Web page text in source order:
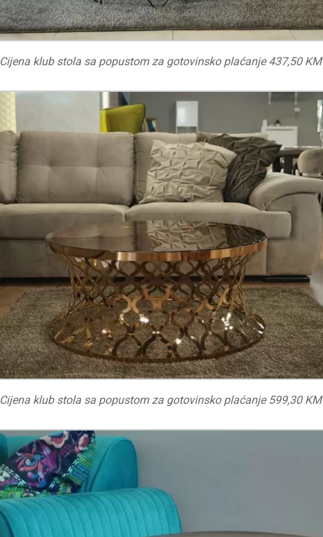
Cijena klub stola sa popustom za gotovinsko plaćanje 437,50 KM
Cijena klub stola sa popustom za gotovinsko plaćanje 599,30 KM